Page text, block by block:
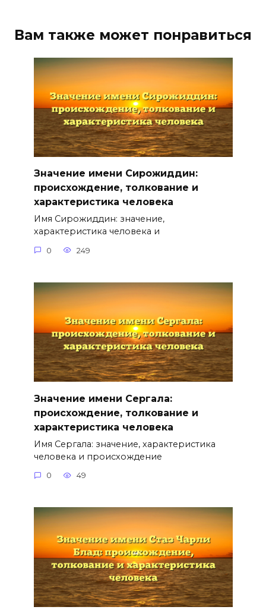
Вам также может понравиться
Значение имени Сирожиддин:
происхождение, толкование и
характеристика человека
Имя Сирожиддин: значение,
характеристика человека и
0 249
Значение имени Сергала:
происхождение, толкование и
характеристика человека
Имя Сергала: значение, характеристика
человека и происхождение
0 49